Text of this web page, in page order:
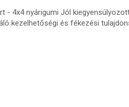
- 4x4 nyárigumi Jól
kezelhetőségi és fékezési